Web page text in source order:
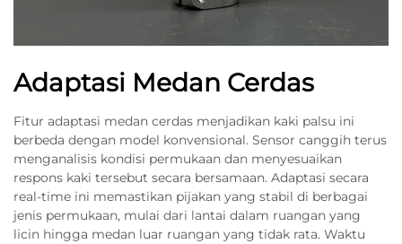
Adaptasi Medan Cerdas
Fitur adaptasi medan cerdas menjadikan kaki palsu ini
berbeda dengan model konvensional. Sensor canggih terus
menganalisis kondisi permukaan dan menyesuaikan
respons kaki tersebut secara bersamaan. Adaptasi secara
real-time ini memastikan pijakan yang stabil di berbagai
jenis permukaan, mulai dari lantai dalam ruangan yang
licin hingga medan luar ruangan yang tidak rata. Waktu